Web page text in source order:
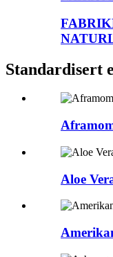
Standardisert
Aloe